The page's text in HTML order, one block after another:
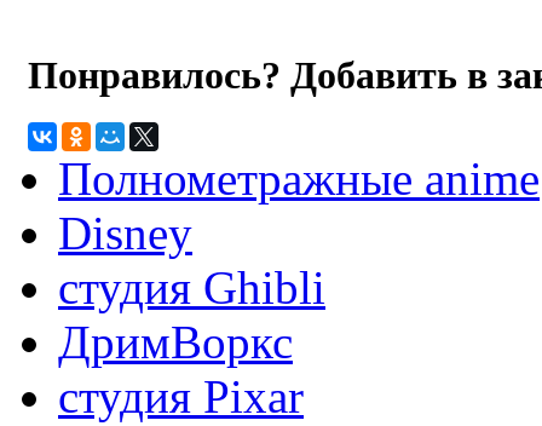
Понравилось? Добавить в
Полнометражные anime
Disney
студия Ghibli
ДримВоркс
студия Pixar